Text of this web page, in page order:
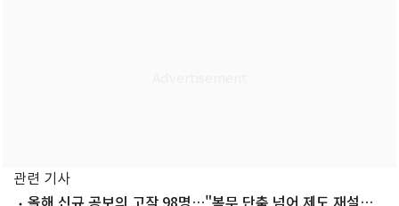
관련 기사
올해 신규 공보의 고작 98명…"복무 단축 넘어 제도 재설계